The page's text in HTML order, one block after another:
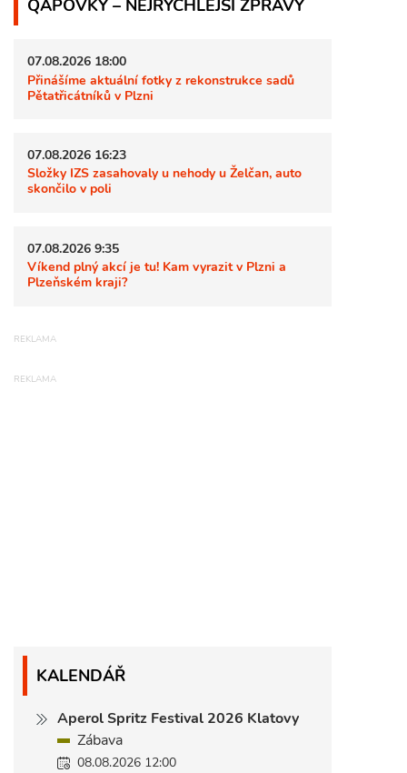
QAPOVKY – NEJRYCHLEJŠÍ ZPRÁVY
07.08.2026 18:00
Přinášíme aktuální fotky z rekonstrukce sadů
Pětatřicátníků v Plzni
07.08.2026 16:23
Složky IZS zasahovaly u nehody u Želčan, auto
skončilo v poli
07.08.2026 9:35
Víkend plný akcí je tu! Kam vyrazit v Plzni a
Plzeňském kraji?
KALENDÁŘ
Aperol Spritz Festival 2026 Klatovy
Zábava
08.08.2026 12:00